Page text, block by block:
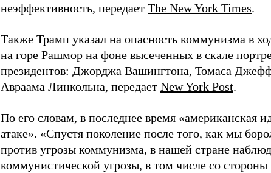
неэффективность, передает The New York Times.
Также Трамп указал на опасность коммунизма в
на горе Рашмор на фоне высеченных в скале
президентов: Джорджа Вашингтона, Томаса
Авраама Линкольна, передает New York Post.
По его словам, в последнее время «американская
атаке». «Спустя поколение после того, как мы
против угрозы коммунизма, в нашей стране
коммунистической угрозы, в том числе со